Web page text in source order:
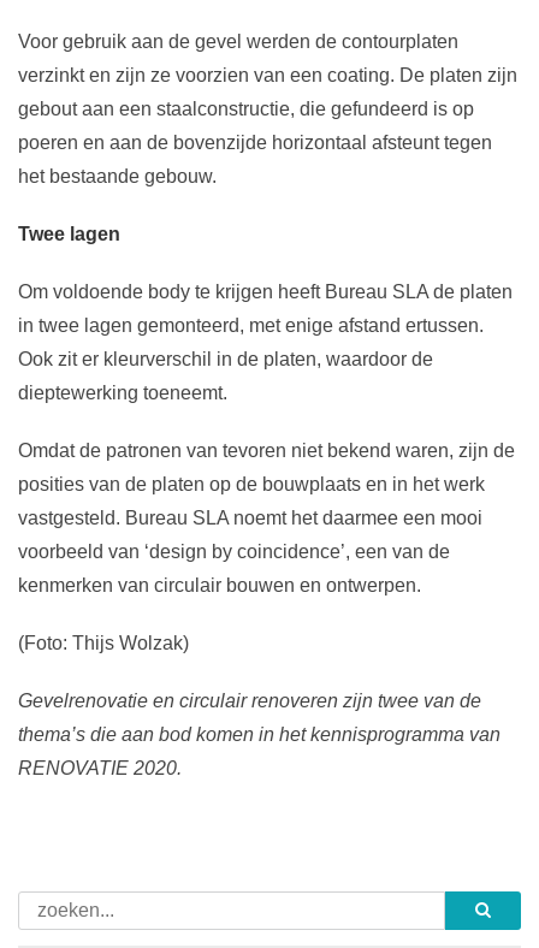
Voor gebruik aan de gevel werden de contourplaten
verzinkt en zijn ze voorzien van een coating. De platen zijn
gebout aan een staalconstructie, die gefundeerd is op
poeren en aan de bovenzijde horizontaal afsteunt tegen
het bestaande gebouw.
Twee lagen
Om voldoende body te krijgen heeft Bureau SLA de platen
in twee lagen gemonteerd, met enige afstand ertussen.
Ook zit er kleurverschil in de platen, waardoor de
dieptewerking toeneemt.
Omdat de patronen van tevoren niet bekend waren, zijn de
posities van de platen op de bouwplaats en in het werk
vastgesteld. Bureau SLA noemt het daarmee een mooi
voorbeeld van ‘design by coincidence’, een van de
kenmerken van circulair bouwen en ontwerpen.
(Foto: Thijs Wolzak)
Gevelrenovatie en circulair renoveren zijn twee van de
thema’s die aan bod komen in het kennisprogramma van
RENOVATIE 2020.